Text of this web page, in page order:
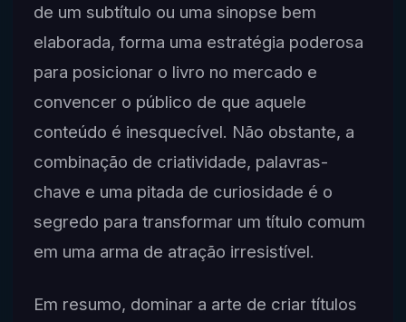
de um subtítulo ou uma sinopse bem
elaborada, forma uma estratégia poderosa
para posicionar o livro no mercado e
convencer o público de que aquele
conteúdo é inesquecível. Não obstante, a
combinação de criatividade, palavras-
chave e uma pitada de curiosidade é o
segredo para transformar um título comum
em uma arma de atração irresistível.
Em resumo, dominar a arte de criar títulos